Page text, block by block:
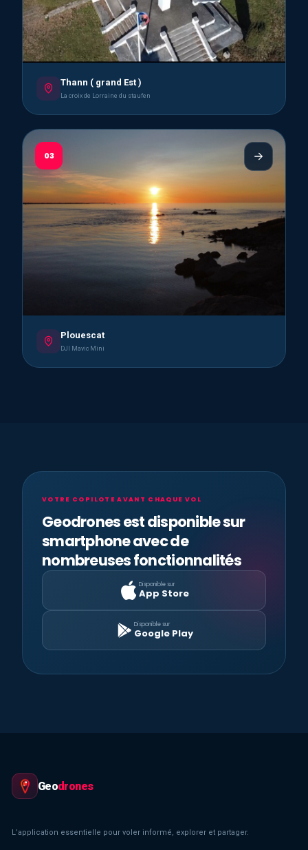
Thann ( grand Est )
La croix de Lorraine du staufen
03
Plouescat
DJI Mavic Mini
VOTRE COPILOTE AVANT CHAQUE VOL
Geodrones est disponible sur
smartphone avec de
nombreuses fonctionnalités
Disponible sur
App Store
Disponible sur
Google Play
Geodrones
L’application essentielle pour voler informé, explorer et partager.